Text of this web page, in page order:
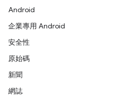
Android
企業專用 Android
安全性
原始碼
新聞
網誌